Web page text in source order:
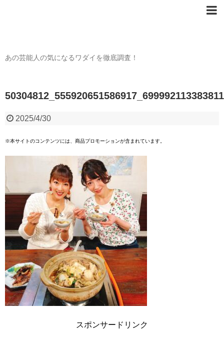
あの芸能人の気になるワダイを徹底調査！
2025/4/30
※本サイトのコンテンツには、商品プロモーションが含まれています。
スポンサードリンク